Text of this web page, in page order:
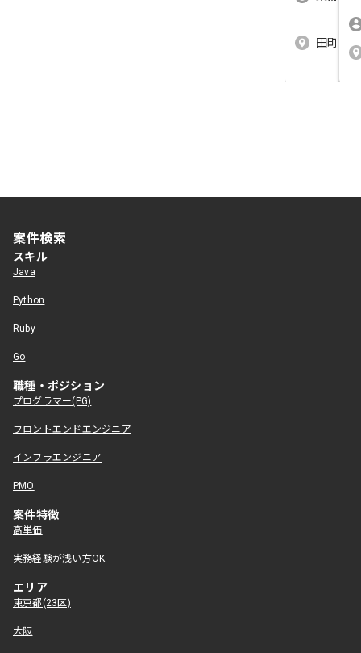
田町（
案件検索
スキル
Java
Python
Ruby
Go
職種・ポジション
プログラマー(PG)
フロントエンドエンジニア
インフラエンジニア
PMO
案件特徴
高単価
実務経験が浅い方OK
エリア
東京都(23区)
大阪